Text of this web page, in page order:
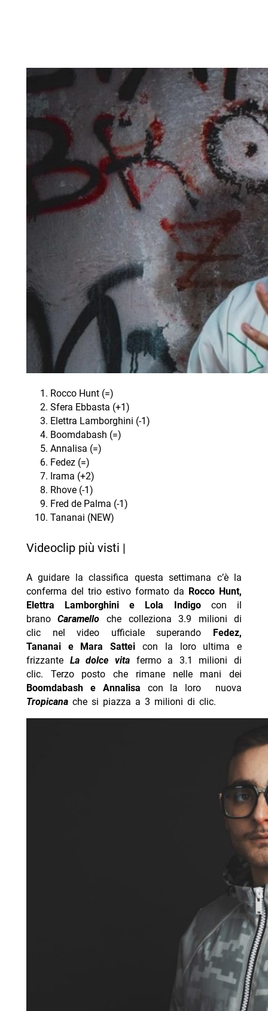
Rocco Hunt (=)
Sfera Ebbasta (+1)
Elettra Lamborghini (-1)
Boomdabash (=)
Annalisa (=)
Fedez (=)
Irama (+2)
Rhove (-1)
Fred de Palma (-1)
Tananai (NEW)
Videoclip più visti |
A guidare la classifica questa settimana c’è la
conferma del trio estivo formato da Rocco Hunt,
Elettra Lamborghini e Lola Indigocon il
branoCaramello che colleziona 3.9 milioni di
clic nel video ufficiale superando
Fedez,
Tananai e Mara Sattei con la loro ultima e
frizzante La dolce vita fermo a 3.1 milioni di
clic. Terzo posto che rimane nelle mani dei
Boomdabash e Annalisa con la loro nuova
Tropicana che si piazza a 3 milioni di clic.